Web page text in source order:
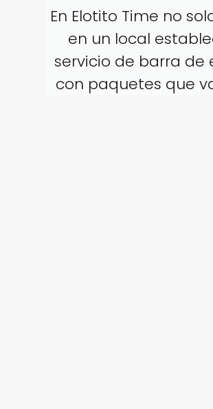
En Elotito Time no
en un local
servicio de barra de
con paquetes que